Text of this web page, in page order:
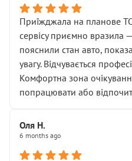
Приїжджала на планове
сервісу приємно вразила
пояснили стан авто,
увагу. Відчувається
Комфортна зона
попрацювати або
Оля Н.
6 months ago